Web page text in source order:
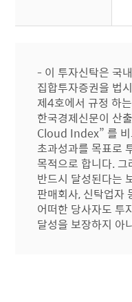
- 이 투자신탁은 국
집합투자증권을 법
제4호에서 규정 하
한국경제신문이 산
Cloud Index” 를 비
초과성과를 목표로
목적으로 합니다.
반드시 달성된다는
판매회사, 신탁업자
어떠한 당사자도 투
달성을 보장하지 아